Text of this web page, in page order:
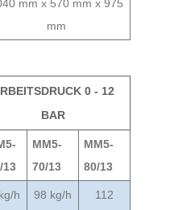
mm x 570 mm x 975
mm
0 - 12
BAR
13
MM5-
70/13
MM5-
80/13
h 98 kg/h
112